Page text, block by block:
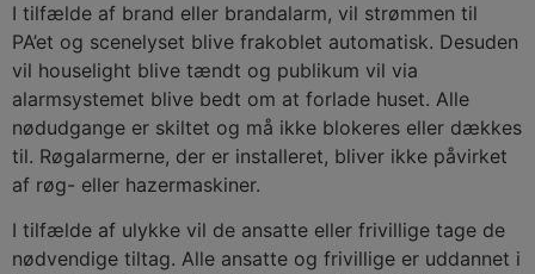
I tilfælde af brand eller brandalarm, vil strømmen til
PA’et og scenelyset blive frakoblet automatisk. Desuden
vil houselight blive tændt og publikum vil via
alarmsystemet blive bedt om at forlade huset. Alle
nødudgange er skiltet og må ikke blokeres eller dækkes
til. Røgalarmerne, der er installeret, bliver ikke påvirket
af røg- eller hazermaskiner.
I tilfælde af ulykke vil de ansatte eller frivillige tage de
nødvendige tiltag. Alle ansatte og frivillige er uddannet i